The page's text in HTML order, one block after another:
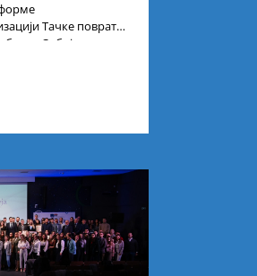
Тачке повратка
Србије,